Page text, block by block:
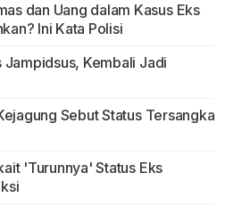
dan Uang dalam Kasus Eks
Ini Kata Polisi
Jampidsus, Kembali Jadi
Sebut Status Tersangka
'Turunnya' Status Eks